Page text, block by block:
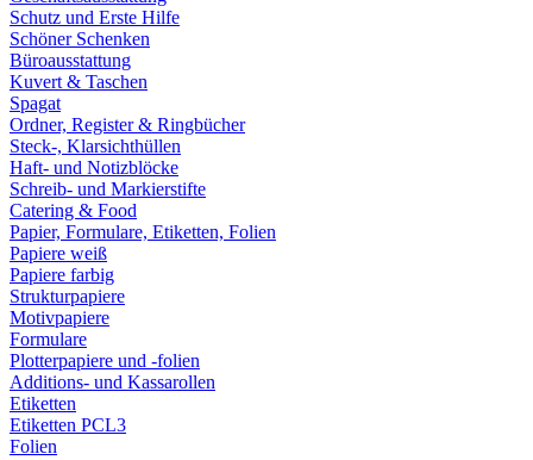
Schutz und Erste Hilfe
Schöner Schenken
Büroausstattung
Kuvert & Taschen
Spagat
Ordner, Register & Ringbücher
Steck-, Klarsichthüllen
Haft- und Notizblöcke
Schreib- und Markierstifte
Catering & Food
Papier, Formulare, Etiketten, Folien
Papiere weiß
Papiere farbig
Strukturpapiere
Motivpapiere
Formulare
Plotterpapiere und -folien
Additions- und Kassarollen
Etiketten
Etiketten PCL3
Folien